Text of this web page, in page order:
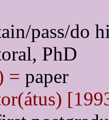
pass/do
PhD
= paper